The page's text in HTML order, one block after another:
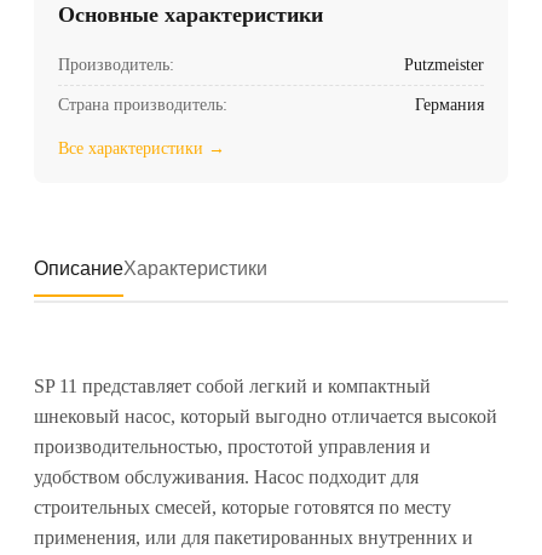
Основные характеристики
Производитель: Putzmeister
Страна производитель: Германия
Все характеристики →
ОписаниеХарактеристики
SP 11 представляет собой легкий и компактный
шнековый насос, который выгодно отличается высокой
производительностью, простотой управления и
удобством обслуживания. Насос подходит для
строительных смесей, которые готовятся по месту
применения, или для пакетированных внутренних и